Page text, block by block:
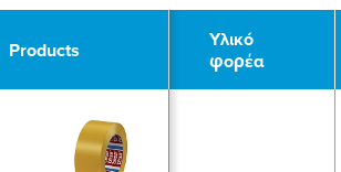
Products
Υλικό
φορέα